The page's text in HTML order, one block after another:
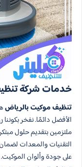
خدمات شركة
تنظيف موكيت بالرياض
الأفضل دائمًا. نفخر
ملتزمين بتقديم حلول
التقنيات والمعدات
على جودة وألوان الموكيت.